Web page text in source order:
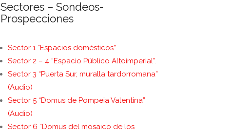
Sectores – Sondeos-
Prospecciones
Sector 1 “Espacios domésticos”
Sector 2 – 4 “Espacio Público Altoimperial”.
Sector 3 “Puerta Sur, muralla tardorromana”
(Audio)
Sector 5 “Domus de Pompeia Valentina”
(Audio)
Sector 6 “Domus del mosaico de los